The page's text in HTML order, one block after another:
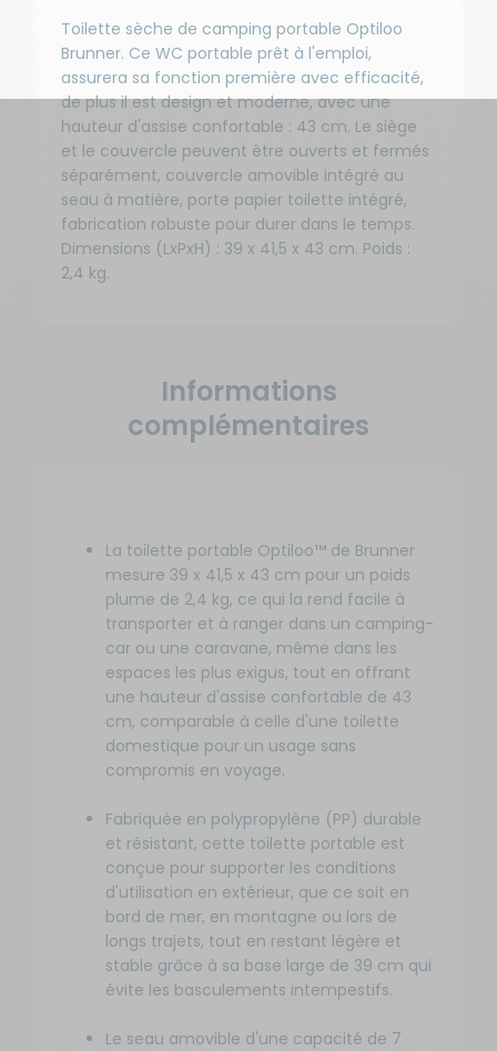
Toilette sèche de camping portable Optiloo
Brunner. Ce WC portable prêt à l'emploi,
assurera sa fonction première avec efficacité,
de plus il est design et moderne, avec une
hauteur d'assise confortable : 43 cm. Le siège
et le couvercle peuvent être ouverts et fermés
séparément, couvercle amovible intégré au
seau à matière, porte papier toilette intégré,
fabrication robuste pour durer dans le temps.
Dimensions (LxPxH) : 39 x 41,5 x 43 cm. Poids :
2,4 kg.
Informations
complémentaires
La toilette portable Optiloo™ de Brunner
mesure 39 x 41,5 x 43 cm pour un poids
plume de 2,4 kg, ce qui la rend facile à
transporter et à ranger dans un camping-
car ou une caravane, même dans les
espaces les plus exigus, tout en offrant
une hauteur d'assise confortable de 43
cm, comparable à celle d'une toilette
domestique pour un usage sans
compromis en voyage.
Fabriquée en polypropylène (PP) durable
et résistant, cette toilette portable est
conçue pour supporter les conditions
d'utilisation en extérieur, que ce soit en
bord de mer, en montagne ou lors de
longs trajets, tout en restant légère et
stable grâce à sa base large de 39 cm qui
évite les basculements intempestifs.
Le seau amovible d'une capacité de 7